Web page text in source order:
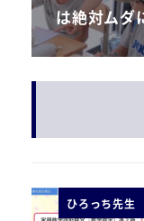
は絶対ムダ
ひろっち先生